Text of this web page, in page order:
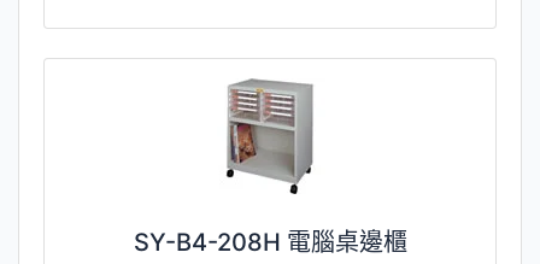
SY-B4-208H 電腦桌邊櫃